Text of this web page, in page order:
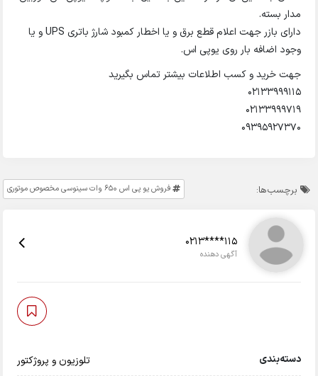
مدار بسته.
دارای بازر جهت اعلام قطع برق و یا اخطار کمبود شارژ باتری UPS و یا
وجود اضافه بار روی یوپی اس.
جهت خرید و کسب اطلاعات بیشتر تماس بگیرید
02133999115
02133999719
09395927370
برچسب‌ها: فروش یو پی اس 650 وات سینوسی مخصوص موتوری
0213****115
آگهی دهنده
دسته‌بندی تلوزیون و پروژکتور